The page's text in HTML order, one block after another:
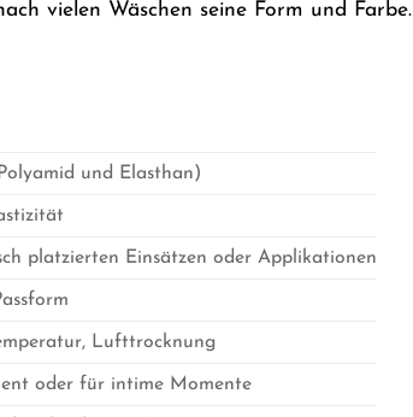
vielen Wäschen seine Form und Farbe.
und Elasthan)
platzierten Einsätzen oder Applikationen
Lufttrocknung
oder für intime Momente